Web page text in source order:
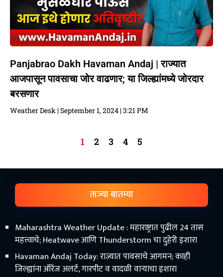
Panjabrao Dakh Havaman Andaj | राज्यात
आजपासून पावसाचा जोर वाढणार; या जिल्ह्यांमध्ये जोरदार
बरसणार
Weather Desk September 1, 2024 3:21 PM
1 2 3 4 5
ताज्या बातम्या
Maharashtra Weather Update : महाराष्ट्रात पुढील 24 तास
महत्त्वाचे; Heatwave आणि Thunderstorm चा दुहेरी इशारा
Havaman Andaj Today: राज्यात पावसाचे आगमन; काही
जिल्ह्यांना ऑरेंज अलर्ट, गारपीट व वादळी वाऱ्याचा इशारा